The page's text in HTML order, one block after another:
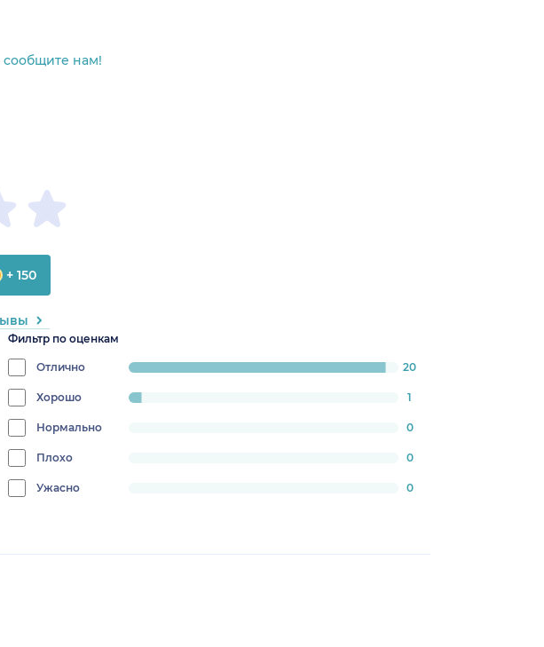
сообщите нам!
Фильтр по оценкам
Отлично
progress:
95.23809523809523%
20
Хорошо 1
Нормально 0
Плохо 0
Ужасно 0
+ 150